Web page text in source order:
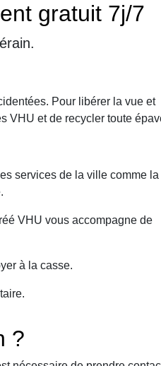
gratuit 7j/7
Pour libérer la vue et
VHU et de recycler toute
services de la ville comme la
VHU vous accompagne de
à la casse.
?